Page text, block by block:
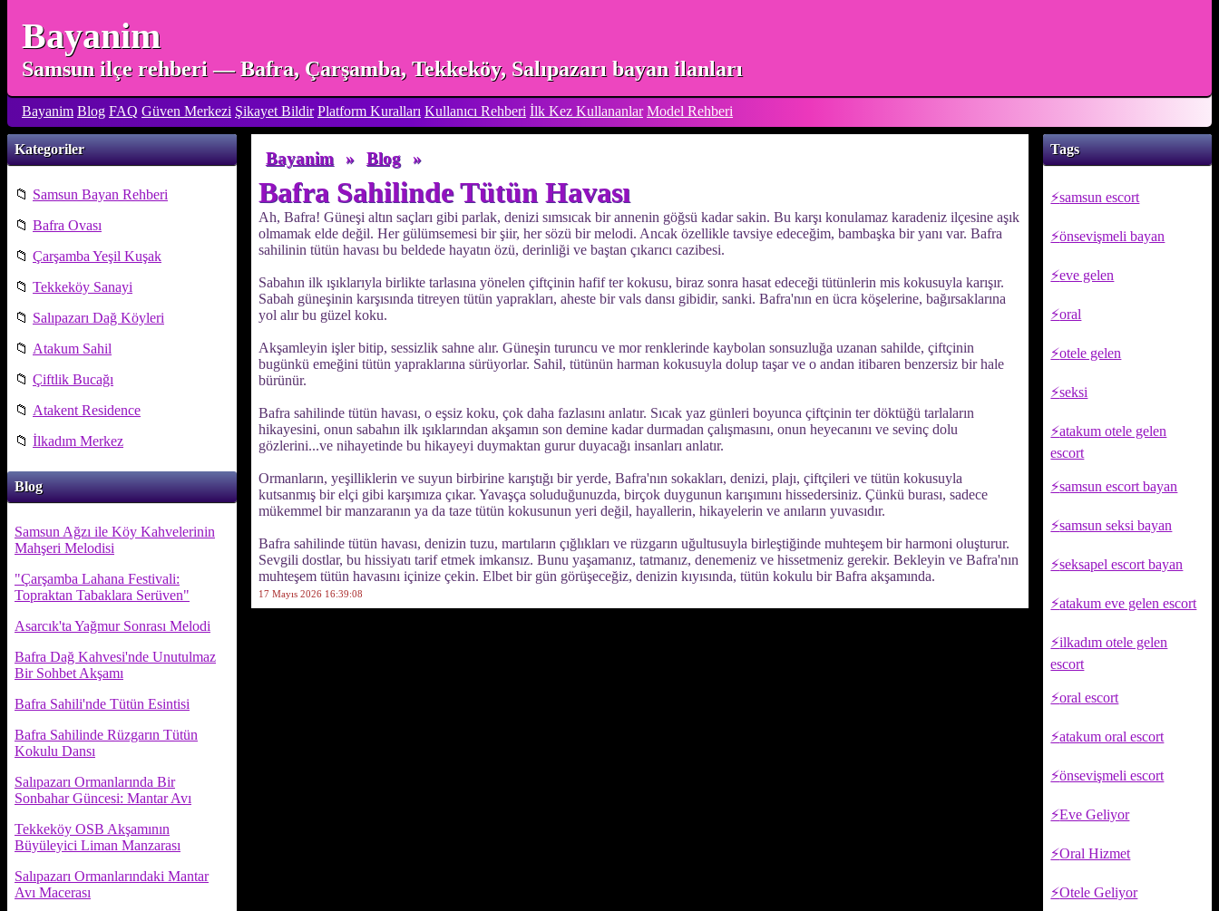
Bayanim
Samsun ilçe rehberi — Bafra, Çarşamba, Tekkeköy, Salıpazarı bayan ilanları
Bayanim Blog FAQ Güven Merkezi Şikayet Bildir Platform Kuralları Kullanıcı Rehberi İlk Kez Kullananlar Model Rehberi
Kategoriler
📁 Samsun Bayan Rehberi
📁 Bafra Ovası
📁 Çarşamba Yeşil Kuşak
📁 Tekkeköy Sanayi
📁 Salıpazarı Dağ Köyleri
📁 Atakum Sahil
📁 Çiftlik Bucağı
📁 Atakent Residence
📁 İlkadım Merkez
Blog
Samsun Ağzı ile Köy Kahvelerinin
Mahşeri Melodisi
"Çarşamba Lahana Festivali:
Topraktan Tabaklara Serüven"
Asarcık'ta Yağmur Sonrası Melodi
Bafra Dağ Kahvesi'nde Unutulmaz
Bir Sohbet Akşamı
Bafra Sahili'nde Tütün Esintisi
Bafra Sahilinde Rüzgarın Tütün
Kokulu Dansı
Salıpazarı Ormanlarında Bir
Sonbahar Güncesi: Mantar Avı
Tekkeköy OSB Akşamının
Büyüleyici Liman Manzarası
Salıpazarı Ormanlarındaki Mantar
Avı Macerası
Tags
samsun escort
önsevişmeli bayan
eve gelen
oral
otele gelen
seksi
atakum otele gelen
escort
samsun escort bayan
samsun seksi bayan
seksapel escort bayan
atakum eve gelen escort
ilkadım otele gelen
escort
oral escort
atakum oral escort
önsevişmeli escort
Eve Geliyor
Oral Hizmet
Otele Geliyor
Bayanim » Blog »
Bafra Sahilinde Tütün Havası
Ah, Bafra! Güneşi altın saçları gibi parlak, denizi sımsıcak bir annenin göğsü kadar sakin. Bu karşı konulamaz karadeniz ilçesine aşık
olmamak elde değil. Her gülümsemesi bir şiir, her sözü bir melodi. Ancak özellikle tavsiye edeceğim, bambaşka bir yanı var. Bafra
sahilinin tütün havası bu beldede hayatın özü, derinliği ve baştan çıkarıcı cazibesi.
Sabahın ilk ışıklarıyla birlikte tarlasına yönelen çiftçinin hafif ter kokusu, biraz sonra hasat edeceği tütünlerin mis kokusuyla karışır.
Sabah güneşinin karşısında titreyen tütün yaprakları, aheste bir vals dansı gibidir, sanki. Bafra'nın en ücra köşelerine, bağırsaklarına
yol alır bu güzel koku.
Akşamleyin işler bitip, sessizlik sahne alır. Güneşin turuncu ve mor renklerinde kaybolan sonsuzluğa uzanan sahilde, çiftçinin
bugünkü emeğini tütün yapraklarına sürüyorlar. Sahil, tütünün harman kokusuyla dolup taşar ve o andan itibaren benzersiz bir hale
bürünür.
Bafra sahilinde tütün havası, o eşsiz koku, çok daha fazlasını anlatır. Sıcak yaz günleri boyunca çiftçinin ter döktüğü tarlaların
hikayesini, onun sabahın ilk ışıklarından akşamın son demine kadar durmadan çalışmasını, onun heyecanını ve sevinç dolu
gözlerini...ve nihayetinde bu hikayeyi duymaktan gurur duyacağı insanları anlatır.
Ormanların, yeşilliklerin ve suyun birbirine karıştığı bir yerde, Bafra'nın sokakları, denizi, plajı, çiftçileri ve tütün kokusuyla
kutsanmış bir elçi gibi karşımıza çıkar. Yavaşça soluduğunuzda, birçok duygunun karışımını hissedersiniz. Çünkü burası, sadece
mükemmel bir manzaranın ya da taze tütün kokusunun yeri değil, hayallerin, hikayelerin ve anıların yuvasıdır.
Bafra sahilinde tütün havası, denizin tuzu, martıların çığlıkları ve rüzgarın uğultusuyla birleştiğinde muhteşem bir harmoni oluşturur.
Sevgili dostlar, bu hissiyatı tarif etmek imkansız. Bunu yaşamanız, tatmanız, denemeniz ve hissetmeniz gerekir. Bekleyin ve Bafra'nın
muhteşem tütün havasını içinize çekin. Elbet bir gün görüşeceğiz, denizin kıyısında, tütün kokulu bir Bafra akşamında.
17 Mayıs 2026 16:39:08